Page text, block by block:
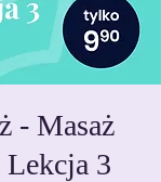
- Masaż
3